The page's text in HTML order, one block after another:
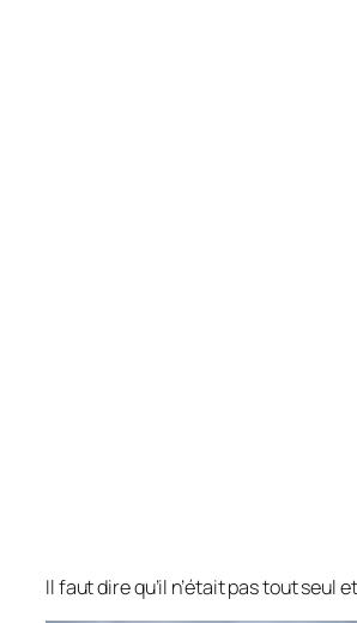
Il faut dire qu’il n’était pas tout seul